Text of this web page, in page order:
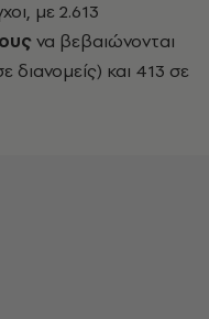
με 2.613
να βεβαιώνονται
και 413 σε